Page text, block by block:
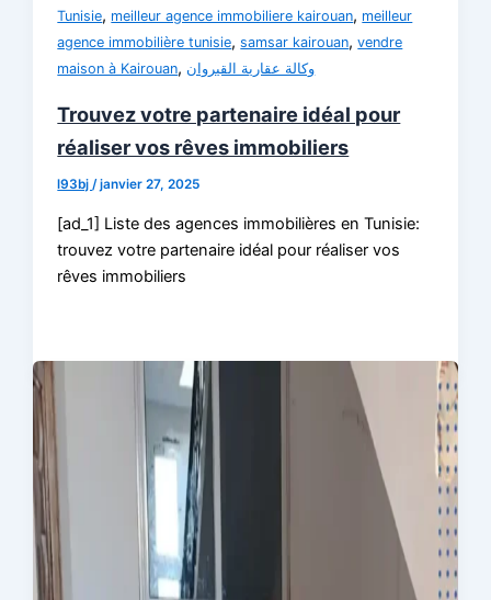
Tunisie, meilleur agence immobiliere kairouan, meilleur
agence immobilière tunisie,samsar kairouan,vendre
maison à Kairouan, وكالة عقارية القيروان
Trouvez votre partenaire idéal pour
réaliser vos rêves immobiliers
l93bj/janvier 27, 2025
[ad_1] Liste des agences immobilières en Tunisie:
trouvez votre partenaire idéal pour réaliser vos
rêves immobiliers